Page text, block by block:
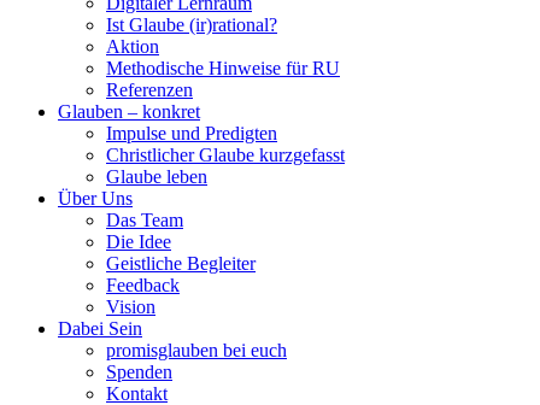
Ist Glaube (ir)rational?
Aktion
Methodische Hinweise für RU
Referenzen
Glauben – konkret
Impulse und Predigten
Christlicher Glaube kurzgefasst
Glaube leben
Über Uns
Das Team
Die Idee
Geistliche Begleiter
Feedback
Vision
Dabei Sein
promisglauben bei euch
Spenden
Kontakt